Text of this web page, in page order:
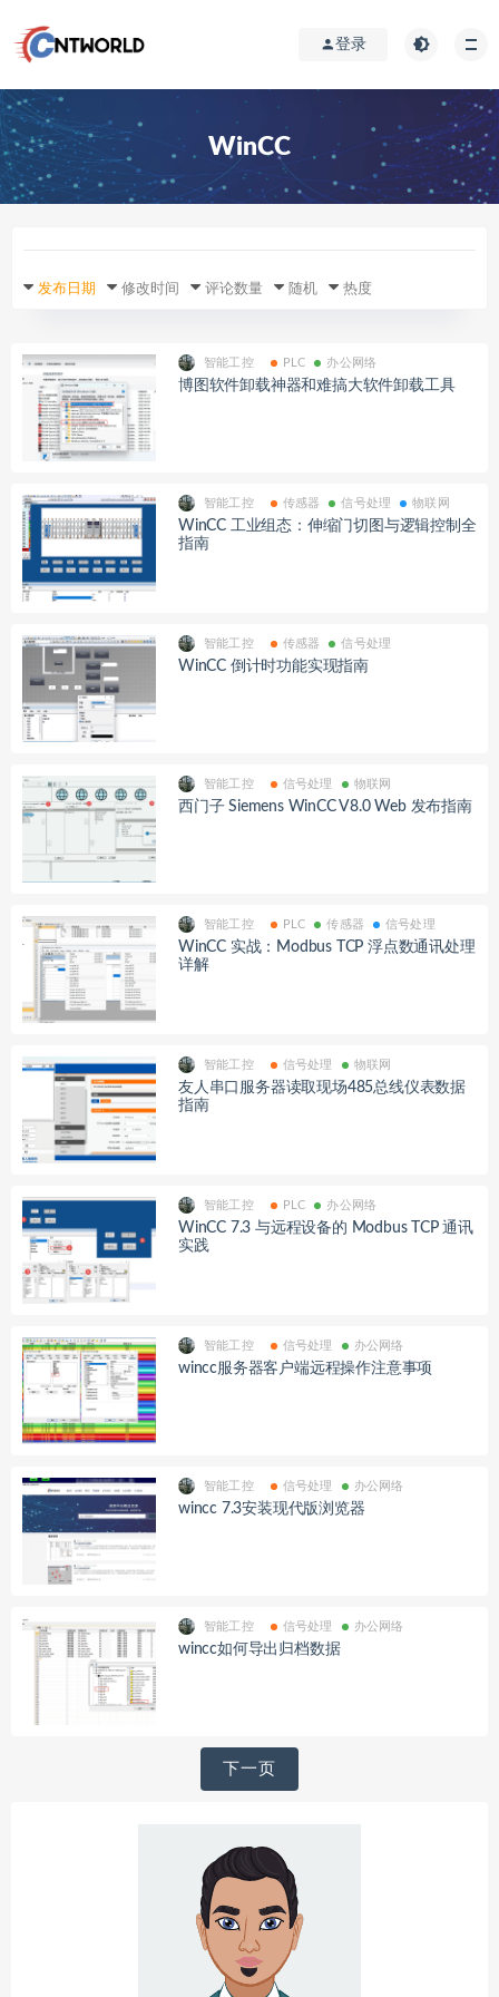
登录
WinCC
发布日期 修改时间 评论数量 随机 热度
智能工控 PLC 办公网络
博图软件卸载神器和难搞大软件卸载工具
智能工控 传感器 信号处理 物联网
WinCC 工业组态：伸缩门切图与逻辑控制全
指南
智能工控 传感器 信号处理
WinCC 倒计时功能实现指南
智能工控 信号处理 物联网
西门子 Siemens WinCC V8.0 Web 发布指南
智能工控 PLC 传感器 信号处理
WinCC 实战：Modbus TCP 浮点数通讯处理
详解
智能工控 信号处理 物联网
友人串口服务器读取现场485总线仪表数据
指南
智能工控 PLC 办公网络
WinCC 7.3 与远程设备的 Modbus TCP 通讯
实践
智能工控 信号处理 办公网络
wincc服务器客户端远程操作注意事项
智能工控 信号处理 办公网络
wincc 7.3安装现代版浏览器
智能工控 信号处理 办公网络
wincc如何导出归档数据
下一页